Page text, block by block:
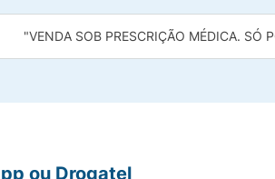
"VENDA SOB PRESCRIÇÃO MÉDICA. SÓ
ou Drogatel